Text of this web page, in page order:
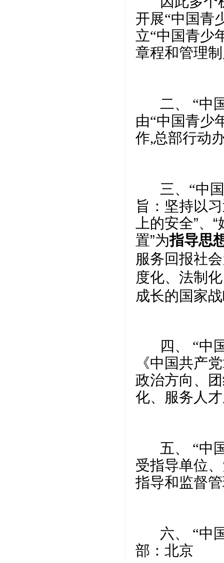
开展“中国青
立“中国青少
章程和管理
二、 “中国
由“中国青少
作,总部行动
三、“中国
旨： 坚持以
上的安全”
置”为指导思
服务回报社
度化、法制
成长的国家
四、 “中国
《中国共产
政治方向、
化、服务人
五、 “中国
受指导单位
指导和监督
六、 “中国
部：北京